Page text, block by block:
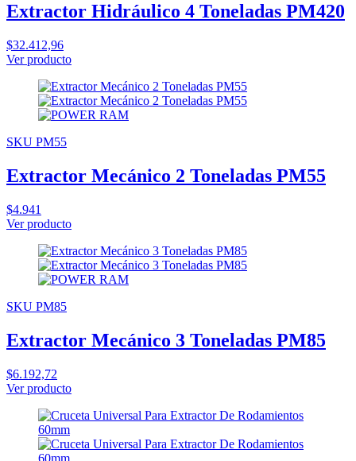
Extractor Hidráulico 4 Toneladas PM420
$32.412,96
Ver producto
SKU PM55
Extractor Mecánico 2 Toneladas PM55
$4.941
Ver producto
SKU PM85
Extractor Mecánico 3 Toneladas PM85
$6.192,72
Ver producto